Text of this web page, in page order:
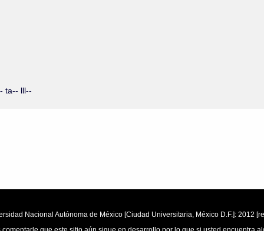
ta-- lll--
Nacional Autónoma de México [Ciudad Universitaria, México D.F.]: 2012